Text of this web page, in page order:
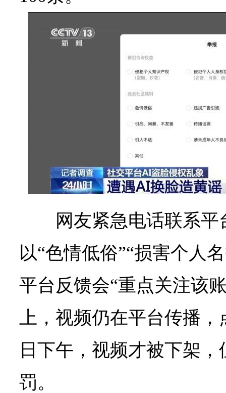
网友紧急电话联系
以“色情低俗”“损害个人
平台反馈会“重点关注该
上，视频仍在平台传播
日下午，视频才被下架
罚。